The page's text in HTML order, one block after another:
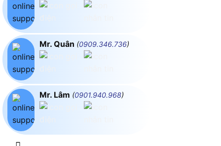
Mr. Quân (0909.346.736)
Mr. Lâm (0901.940.968)